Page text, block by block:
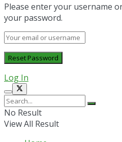
Please enter your username
your password.
Log In
No Result
View All Result